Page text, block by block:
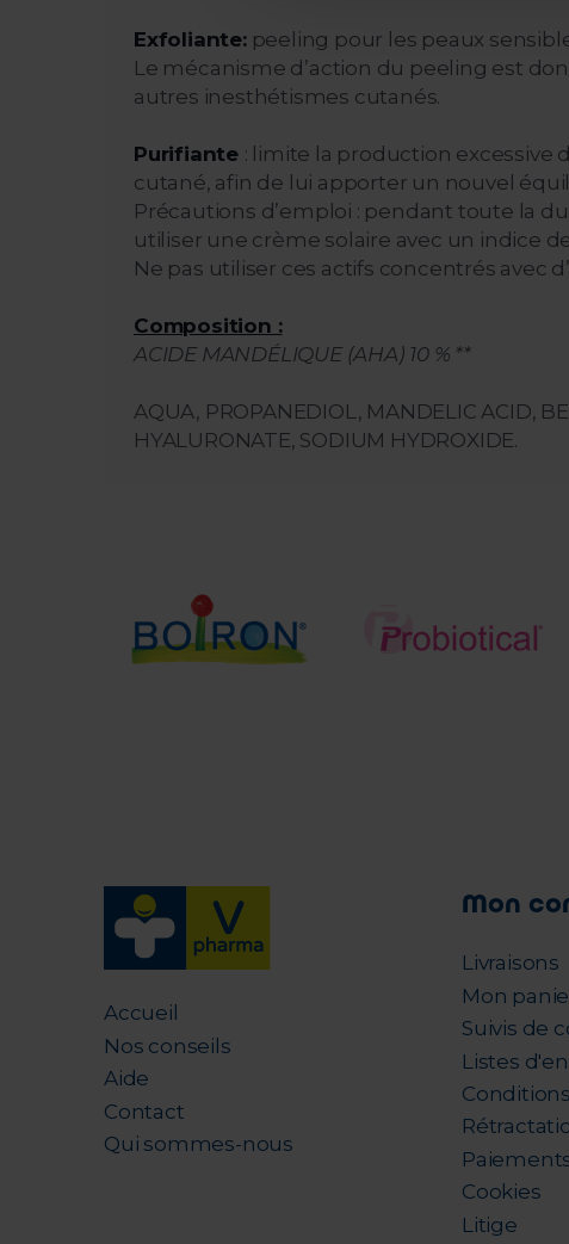
Exfoliante:peeling pour les peaux
Le mécanisme d’action du peeling est
autres inesthétismes cutanés.
Purifiante : limite la production excessive
cutané, afin de lui apporter un nouvel
Précautions d’emploi : pendant toute la
utiliser une crème solaire avec un indice
Ne pas utiliser ces actifs concentrés avec
Composition :
ACIDE MANDÉLIQUE (AHA) 10 % **
AQUA, PROPANEDIOL, MANDELIC ACID,
HYALURONATE, SODIUM HYDROXIDE.
Accueil
Nos conseils
Aide
Contact
Qui sommes-nous
Mon
Livraisons
Mon
Suivis de
Listes
Cookies
Litige